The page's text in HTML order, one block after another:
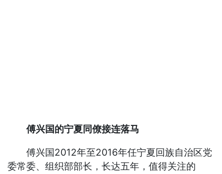
傅兴国的宁夏同僚接连落马
傅兴国2012年至2016年任宁夏回族自治区党
委常委、组织部部长，长达五年，值得关注的